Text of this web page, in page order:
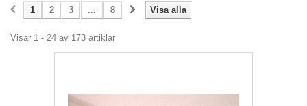
Visa alla
1 2 3 ... 8
Visar 1 - 24 av 173 artiklar